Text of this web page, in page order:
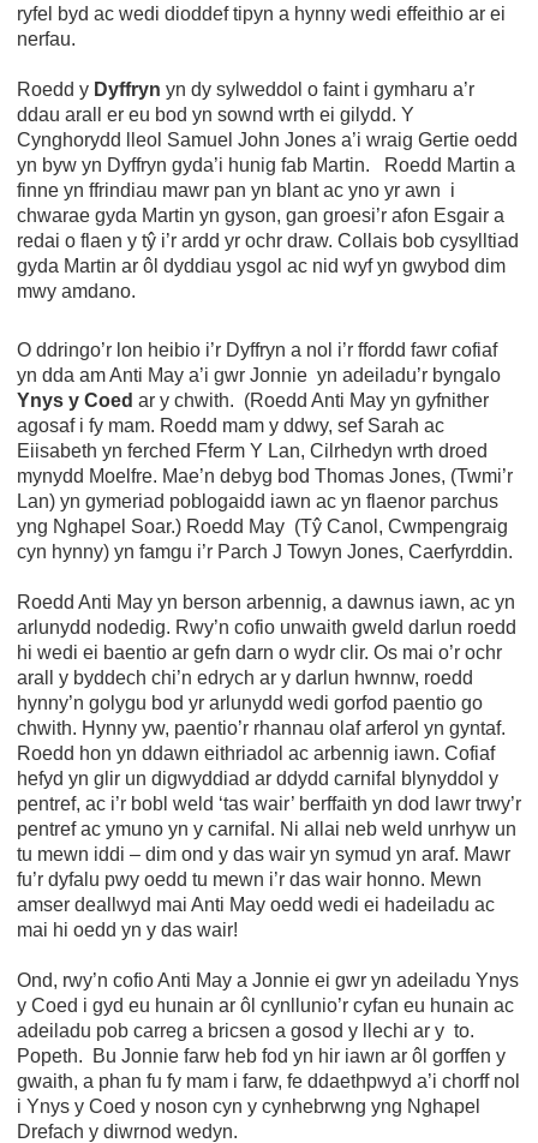
ryfel byd ac wedi dioddef tipyn a hynny wedi effeithio ar ei
nerfau.
Roedd y Dyffryn yn dy sylweddol o faint i gymharu a’r
ddau arall er eu bod yn sownd wrth ei gilydd. Y
Cynghorydd lleol Samuel John Jones a’i wraig Gertie oedd
yn byw yn Dyffryn gyda’i hunig fab Martin. Roedd Martin a
finne yn ffrindiau mawr pan yn blant ac yno yr awn i
chwarae gyda Martin yn gyson, gan groesi’r afon Esgair a
redai o flaen y tŷ i’r ardd yr ochr draw. Collais bob cysylltiad
gyda Martin ar ôl dyddiau ysgol ac nid wyf yn gwybod dim
mwy amdano.
O ddringo’r lon heibio i’r Dyffryn a nol i’r ffordd fawr cofiaf
yn dda am Anti May a’i gwr Jonnie yn adeiladu’r byngalo
Ynys y Coed ar y chwith. (Roedd Anti May yn gyfnither
agosaf i fy mam. Roedd mam y ddwy, sef Sarah ac
Eiisabeth yn ferched Fferm Y Lan, Cilrhedyn wrth droed
mynydd Moelfre. Mae’n debyg bod Thomas Jones, (Twmi’r
Lan) yn gymeriad poblogaidd iawn ac yn flaenor parchus
yng Nghapel Soar.) Roedd May (Tŷ Canol, Cwmpengraig
cyn hynny) yn famgu i’r Parch J Towyn Jones, Caerfyrddin.
Roedd Anti May yn berson arbennig, a dawnus iawn, ac yn
arlunydd nodedig. Rwy’n cofio unwaith gweld darlun roedd
hi wedi ei baentio ar gefn darn o wydr clir. Os mai o’r ochr
arall y byddech chi’n edrych ar y darlun hwnnw, roedd
hynny’n golygu bod yr arlunydd wedi gorfod paentio go
chwith. Hynny yw, paentio’r rhannau olaf arferol yn gyntaf.
Roedd hon yn ddawn eithriadol ac arbennig iawn. Cofiaf
hefyd yn glir un digwyddiad ar ddydd carnifal blynyddol y
pentref, ac i’r bobl weld ‘tas wair’ berffaith yn dod lawr trwy’r
pentref ac ymuno yn y carnifal. Ni allai neb weld unrhyw un
tu mewn iddi – dim ond y das wair yn symud yn araf. Mawr
fu’r dyfalu pwy oedd tu mewn i’r das wair honno. Mewn
amser deallwyd mai Anti May oedd wedi ei hadeiladu ac
mai hi oedd yn y das wair!
Ond, rwy’n cofio Anti May a Jonnie ei gwr yn adeiladu Ynys
y Coed i gyd eu hunain ar ôl cynllunio’r cyfan eu hunain ac
adeiladu pob carreg a bricsen a gosod y llechi ar y to.
Popeth. Bu Jonnie farw heb fod yn hir iawn ar ôl gorffen y
gwaith, a phan fu fy mam i farw, fe ddaethpwyd a’i chorff nol
i Ynys y Coed y noson cyn y cynhebrwng yng Nghapel
Drefach y diwrnod wedyn.